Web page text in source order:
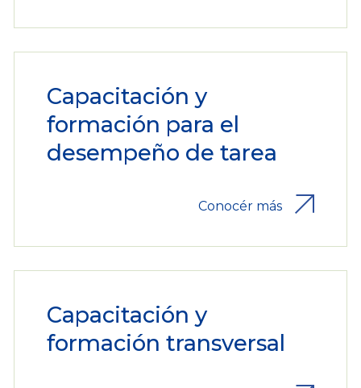
Capacitación y
formación para el
desempeño de tarea
Conocér más
Capacitación y
formación transversal